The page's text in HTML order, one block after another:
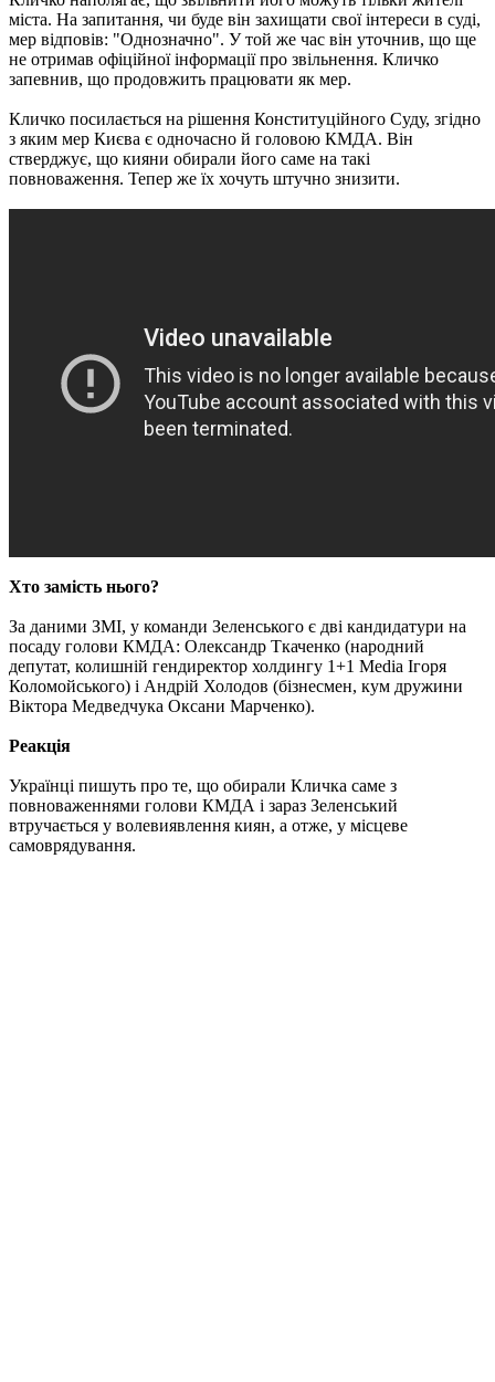
міста. На запитання, чи буде він захищати свої інтереси в суді,
мер відповів: "Однозначно". У той же час він уточнив, що ще
не отримав офіційної інформації про звільнення. Кличко
запевнив, що продовжить працювати як мер.
Кличко посилається на рішення Конституційного Суду, згідно
з яким мер Києва є одночасно й головою КМДА. Він
стверджує, що кияни обирали його саме на такі
повноваження. Тепер же їх хочуть штучно знизити.
Хто замість нього?
За даними ЗМІ, у команди Зеленського є дві кандидатури на
посаду голови КМДА: Олександр Ткаченко (народний
депутат, колишній гендиректор холдингу 1+1 Media Ігоря
Коломойського) і Андрій Холодов (бізнесмен, кум дружини
Віктора Медведчука Оксани Марченко).
Реакція
Українці пишуть про те, що обирали Кличка саме з
повноваженнями голови КМДА і зараз Зеленський
втручається у волевиявлення киян, а отже, у місцеве
самоврядування.